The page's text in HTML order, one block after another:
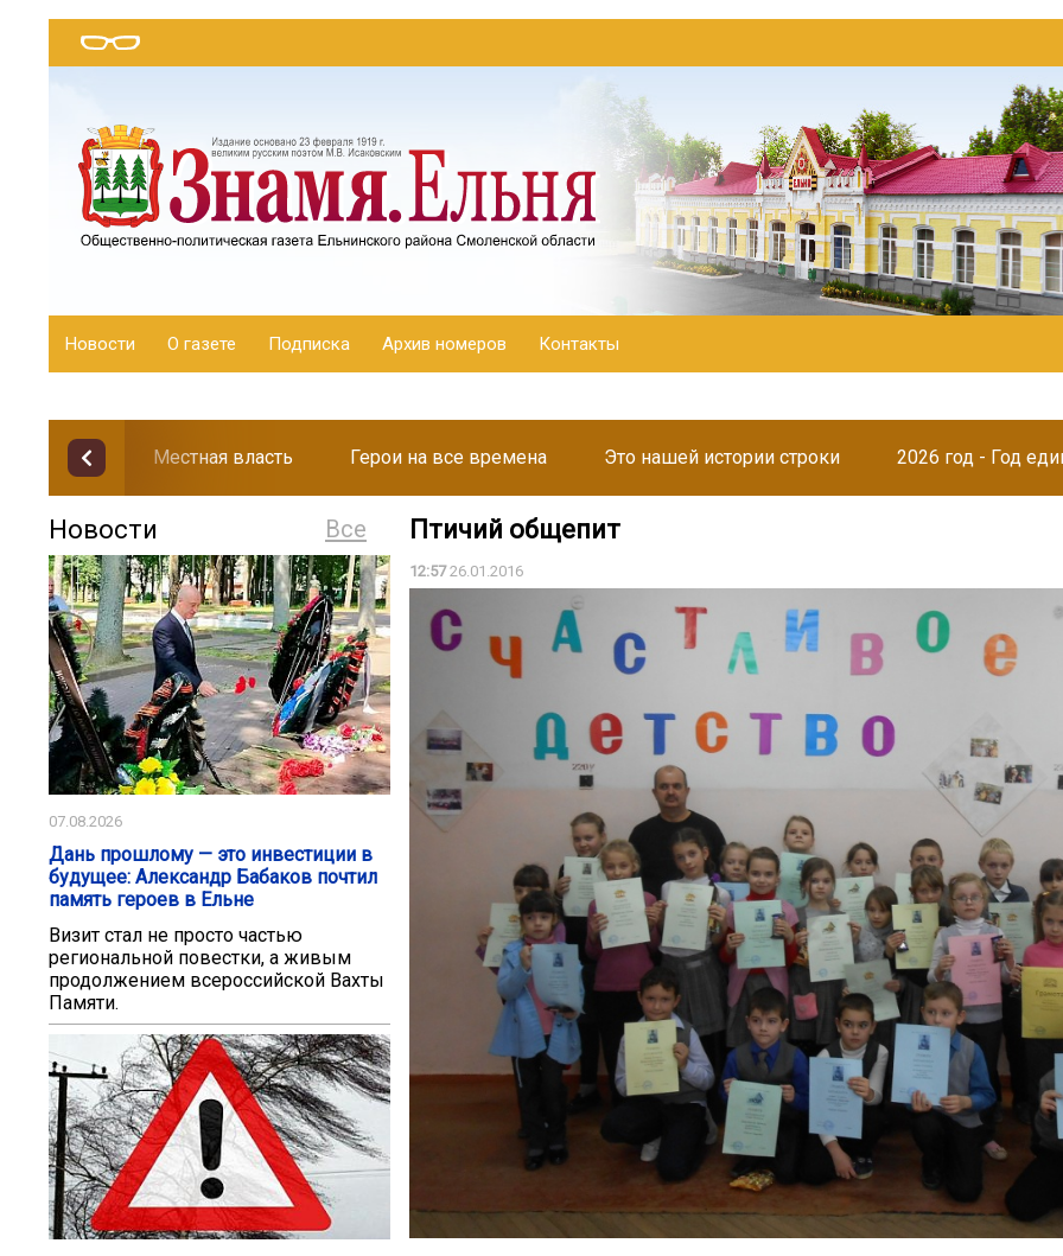
Новости О газете Подписка Архив номеров Контакты
Местная власть Герои на все времена Это нашей истории строки 2026 год - Год
Все
Новости
07.08.2026
Дань прошлому — это инвестиции в
будущее: Александр Бабаков почтил
память героев в Ельне
Визит стал не просто частью
региональной повестки, а живым
продолжением всероссийской Вахты
Памяти.
Птичий общепит
12:5726.01.2016